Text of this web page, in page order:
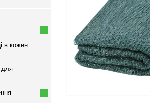
в кожен
для